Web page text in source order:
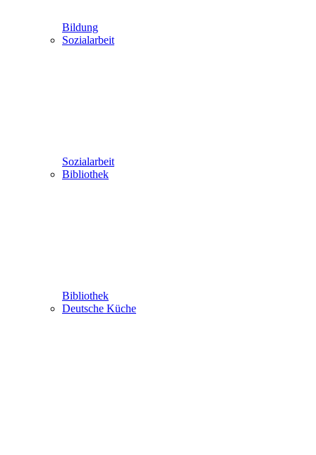
Bildung
Sozialarbeit
Sozialarbeit
Bibliothek
Bibliothek
Deutsche Küche